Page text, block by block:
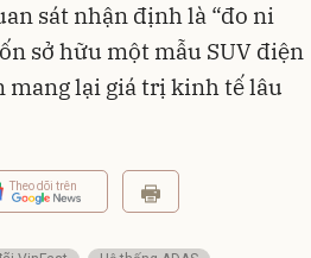
sát nhận định là “đo ni
sở hữu một mẫu SUV điện
mang lại giá trị kinh tế lâu
Theo dõi trên